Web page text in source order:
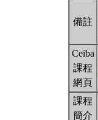
備註
Ceiba
課程
網頁
課程
簡介